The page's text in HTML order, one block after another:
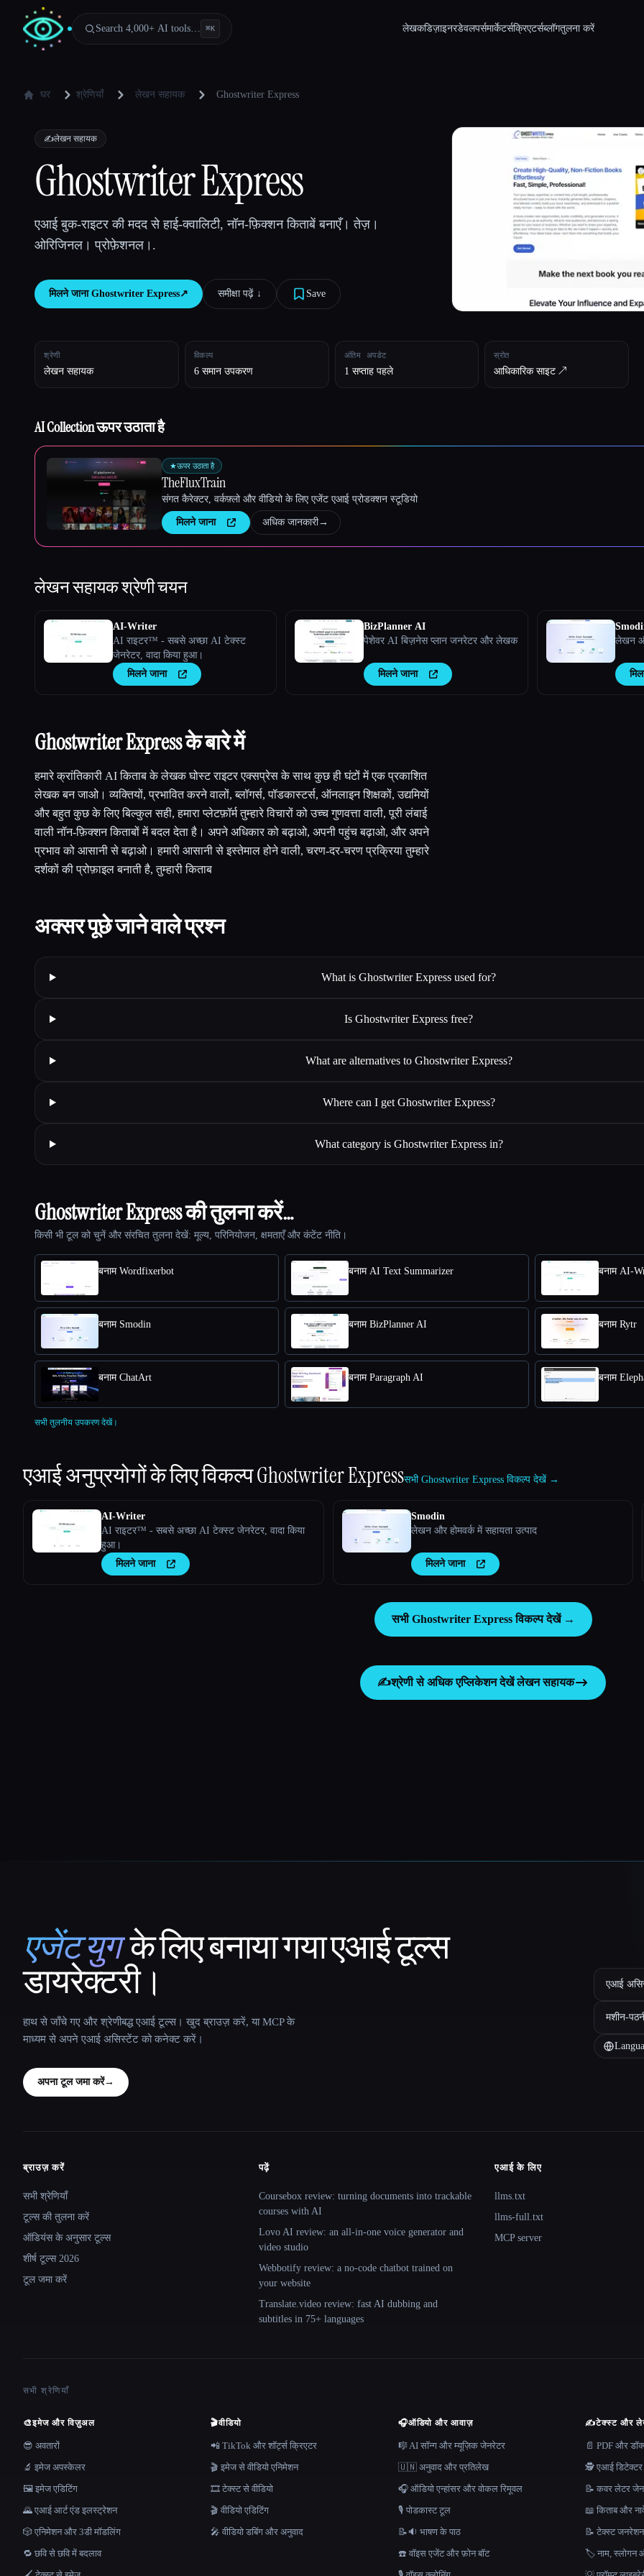
Search 4,000+ AI tools… ⌘K लेखकडिज़ाइनरडेवलपर्समार्केटर्सक्रिएटर्सब्लॉगतुलना करें
घर श्रेणियाँ लेखन सहायक Ghostwriter Express
✍️लेखन सहायक
Ghostwriter Express
एआई बुक-राइटर की मदद से हाई-क्वालिटी, नॉन-फ़िक्शन किताबें बनाएँ। तेज़।
ओरिजिनल। प्रोफ़ेशनल।.
मिलने जाना Ghostwriter Express↗︎ समीक्षा पढ़ें ↓︎ Save
श्रेणी
लेखन सहायक
विकल्प
6 समान उपकरण
अंतिम अपडेट
1 सप्ताह पहले
स्रोत
आधिकारिक साइट ↗︎
AI Collection ऊपर उठाता है
★ऊपर उठाता है
TheFluxTrain
संगत कैरेक्टर, वर्कफ़्लो और वीडियो के लिए एजेंट एआई प्रोडक्शन स्टूडियो
मिलने जाना अधिक जानकारी→
लेखन सहायकश्रेणी चयन
AI-Writer
AI राइटर™ - सबसे अच्छा AI टेक्स्ट
जेनरेटर, वादा किया हुआ।
मिलने जाना
BizPlanner AI
पेशेवर AI बिज़नेस प्लान जनरेटर और लेखक
मिलने जाना
लेखन
Ghostwriter Express के बारे में
हमारे क्रांतिकारी AI किताब के लेखक घोस्ट राइटर एक्सप्रेस के साथ कुछ ही घंटों में एक प्रकाशित
लेखक बन जाओ। व्यक्तियों, प्रभावित करने वालों, ब्लॉगर्स, पॉडकास्टर्स, ऑनलाइन शिक्षकों, उद्यमियों
और बहुत कुछ के लिए बिल्कुल सही, हमारा प्लेटफ़ॉर्म तुम्हारे विचारों को उच्च गुणवत्ता वाली, पूरी लंबाई
वाली नॉन-फ़िक्शन किताबों में बदल देता है। अपने अधिकार को बढ़ाओ, अपनी पहुंच बढ़ाओ, और अपने
प्रभाव को आसानी से बढ़ाओ। हमारी आसानी से इस्तेमाल होने वाली, चरण-दर-चरण प्रक्रिया तुम्हारे
दर्शकों की प्रोफ़ाइल बनाती है, तुम्हारी किताब
अक्सर पूछे जाने वाले प्रश्न
What is Ghostwriter Express used for?
Is Ghostwriter Express free?
What are alternatives to Ghostwriter Express?
Where can I get Ghostwriter Express?
What category is Ghostwriter Express in?
Ghostwriter Express की तुलना करें…
किसी भी टूल को चुनें और संरचित तुलना देखें: मूल्य, परिनियोजन, क्षमताएँ और कंटेंट नीति।
बनाम Wordfixerbot बनाम AI Text Summarizer बनाम AI-
बनाम Smodin बनाम BizPlanner AI बनाम Rytr
बनाम ChatArt बनाम Paragraph AI बनाम
सभी तुलनीय उपकरण देखें।
एआई अनुप्रयोगों के लिए विकल्पGhostwriter Expressसभी Ghostwriter Express विकल्प देखें →
AI-Writer
AI राइटर™ - सबसे अच्छा AI टेक्स्ट जेनरेटर, वादा किया
हुआ।
मिलने जाना
Smodin
लेखन और होमवर्क में सहायता उत्पाद
मिलने जाना
सभी Ghostwriter Express विकल्प देखें →
✍️श्रेणी से अधिक एप्लिकेशन देखेंलेखन सहायक
That AI Collection
एजेंट युग के लिए बनाया गया एआई टूल्स
डायरेक्टरी।
हाथ से जाँचे गए और श्रेणीबद्ध एआई टूल्स। खुद ब्राउज़ करें, या MCP के
माध्यम से अपने एआई असिस्टेंट को कनेक्ट करें।
अपना टूल जमा करें→
एआई
मशीन-
Site navigation
ब्राउज़ करें
सभी श्रेणियाँ
टूल्स की तुलना करें
ऑडियंस के अनुसार टूल्स
शीर्ष टूल्स 2026
टूल जमा करें
पढ़ें
Coursebox review: turning documents into trackable
courses with AI
Lovo AI review: an all-in-one voice generator and
video studio
Webbotify review: a no-code chatbot trained on
your website
Translate.video review: fast AI dubbing and
subtitles in 75+ languages
एआई के लिए
llms.txt
llms-full.txt
MCP server
सभी श्रेणियाँ
🎨इमेज और विज़ुअल
😎 अवतारों
🔬 इमेज अपस्केलर
🖼️ इमेज एडिटिंग
🌄 एआई आर्ट एंड इलस्ट्रेशन
🎲 एनिमेशन और 3डी मॉडलिंग
🔁 छवि से छवि में बदलाव
🎬वीडियो
📲 TikTok और शॉर्ट्स क्रिएटर
🎬 इमेज से वीडियो एनिमेशन
🎞️ टेक्स्ट से वीडियो
🎬 वीडियो एडिटिंग
🎤 वीडियो डबिंग और अनुवाद
🎧ऑडियो और आवाज़
🎼 AI सॉन्ग और म्यूज़िक जेनरेटर
🇺🇳 अनुवाद और प्रतिलेख
🎧 ऑडियो एन्हांसर और वोकल रिमूवल
🎙️ पोडकास्ट टूल
📝🔉 भाषण के पाठ
☎️ वॉइस एजेंट और फ़ोन बॉट
✍️टेक्स्ट और
📄 PDF और
🕵️ एआई डिटेक्टर
📝 कवर लेटर
📖 किताब और
📝 टेक्स्ट जनरेशन
🏷️ नाम, स्लोगन